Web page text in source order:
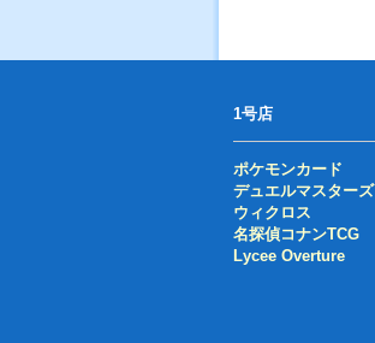
1号店
ポケモンカード
デュエルマスターズ
ウィクロス
名探偵コナンTCG
Lycee Overture